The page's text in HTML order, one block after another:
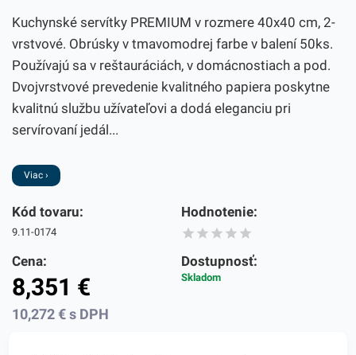
Kuchynské servítky PREMIUM v rozmere 40x40 cm, 2-
vrstvové. Obrúsky v tmavomodrej farbe v balení 50ks.
Používajú sa v reštauráciách, v domácnostiach a pod.
Dvojvrstvové prevedenie kvalitného papiera poskytne
kvalitnú službu užívateľovi a dodá eleganciu pri
servírovaní jedál...
Viac ›
Kód tovaru:
9.11-0174
Hodnotenie:
Cena:
8,351 €
10,272€ s DPH
Dostupnosť:
Skladom